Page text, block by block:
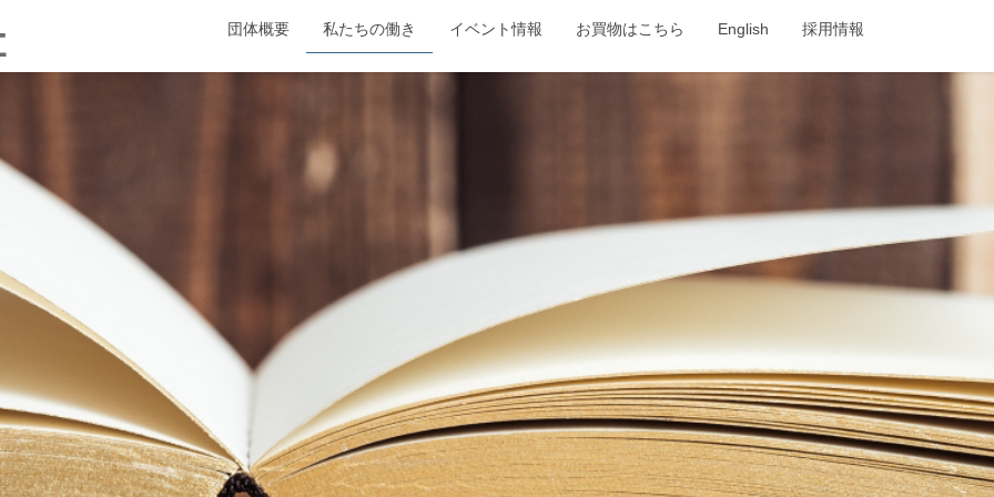
団体概要 私たちの働き イベント情報 お買物はこちら English 採用情報